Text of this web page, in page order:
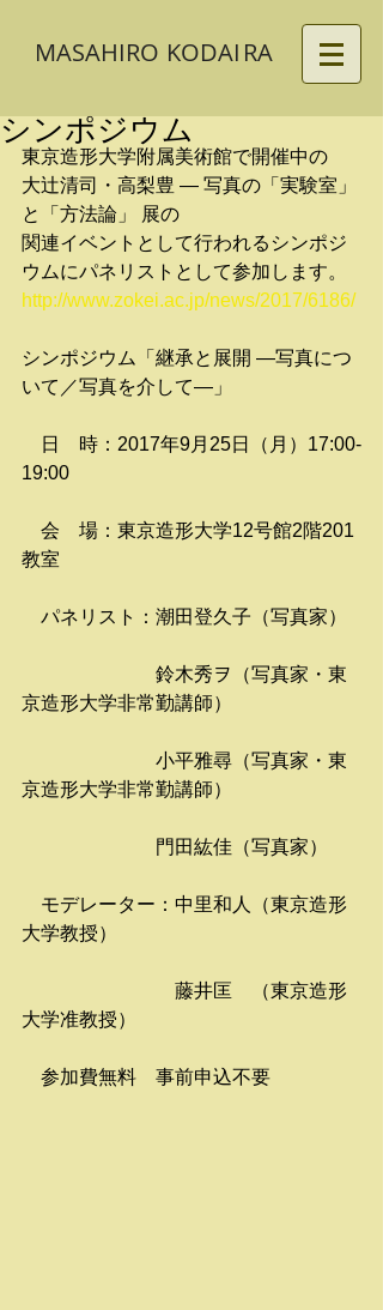
MASAHIRO KODAI RA
シンポジウム
東京造形大学附属美術館で開催中の
大辻清司・高梨豊 ― 写真の「実験室」
と「方法論」 展の
関連イベントとして行われるシンポジ
ウムにパネリストとして参加します。
http://www.zokei.ac.jp/news/2017/6186/
シンポジウム「継承と展開 ―写真につ
いて／写真を介して―」
日　時：2017年9月25日（月）17:00-
19:00
会　場：東京造形大学12号館2階201
教室
パネリスト：潮田登久子（写真家）
鈴木秀ヲ（写真家・東
京造形大学非常勤講師）
小平雅尋（写真家・東
京造形大学非常勤講師）
門田紘佳（写真家）
モデレーター：中里和人（東京造形
大学教授）
藤井匡　（東京造形
大学准教授）
参加費無料　事前申込不要